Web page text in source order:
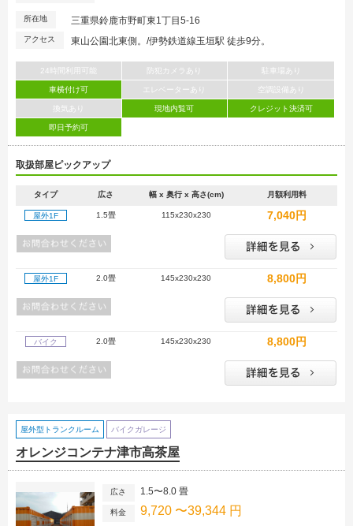
所在地 三重県鈴鹿市野町東1丁目5-16
アクセス 東山公園北東側。/伊勢鉄道線玉垣駅 徒歩9分。
24時間利用可能 防犯カメラあり 駐車場あり
車横付け可 エレベーターあり 空調設備あり
換気あり 現地内覧可 クレジット決済可
即日予約可
取扱部屋ピックアップ
タイプ 広さ 幅 x 奥行 x 高さ(cm) 月額利用料
屋外1F 1.5畳 115x230x230 7,040円
屋外1F 2.0畳 145x230x230 8,800円
バイク 2.0畳 145x230x230 8,800円
屋外型トランクルーム バイクガレージ
オレンジコンテナ津市高茶屋
広さ 1.5〜8.0 畳
料金 9,720 〜39,344 円